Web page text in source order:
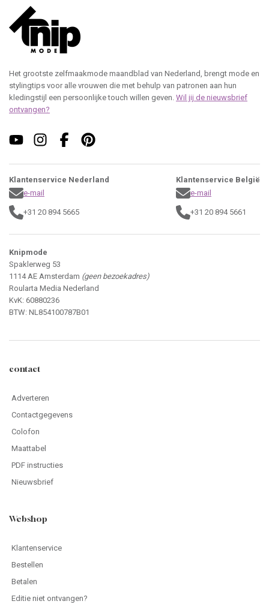
Het grootste zelfmaakmode maandblad van Nederland, brengt mode en
stylingtips voor alle vrouwen die met behulp van patronen aan hun
kledingstijl een persoonlijke touch willen geven. Wil jij de nieuwsbrief
ontvangen?
Klantenservice Nederland
e-mail
+31 20 894 5665
Klantenservice België
e-mail
+31 20 894 5661
Knipmode
Spaklerweg 53
1114 AE Amsterdam (geen bezoekadres)
Roularta Media Nederland
KvK: 60880236
BTW: NL854100787B01
contact
Adverteren
Contactgegevens
Colofon
Maattabel
PDF instructies
Nieuwsbrief
Webshop
Klantenservice
Bestellen
Betalen
Editie niet ontvangen?